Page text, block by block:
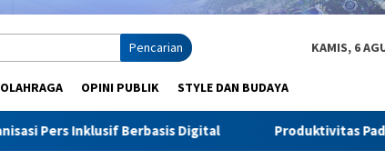
Pencarian KAMIS, 6
OLAHRAGA OPINI PUBLIK STYLE DAN BUDAYA
Digital Produktivitas Padi Tembus 10,43 Ton/Ha,